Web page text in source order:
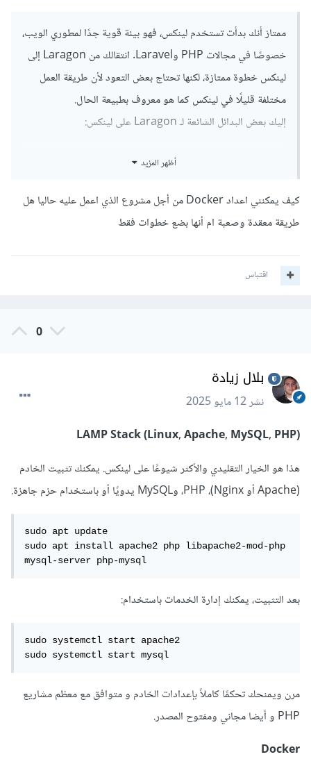
ممتاز أنك بدأت تستخدم لينكس، فهو بيئة قوية جدًا لمطوري الويب،
خصوصًا في مجالات PHP وLaravel. انتقالك من Laragon إلى
لينكس خطوة ممتازة، لكنها تحتاج بعض التعود لأن طريقة العمل
مختلفة قليلًا في لينكس كما هو معروف بطبيعة الحال.
إليك بعض البدائل الشائعة لـ Laragon على لينكس:
LAMP: هو اختصار لـ Linux + Apache + MySQL/MariaDB
+ PHP. يمكنك تثبيت LAMP يدويًا أو باستخدام سكربت. أو
تستخدم XAMPP كبديل أبسط لكن أقل مرونة.
شبيهة بالإنتاج. يمكنك تشغيل PHP، MySQL، Redis، Nginx،
خلال Laravel Sail.
Laravel، PHP، وواجهات HTTP بسرعة وسهولة. خفيفة وموجهة
للمطورين الذين لا يريدون تعقيدات Docker.
أدوات متقدمة مبنية على Docker، مخصصة لتطوير PHP. أسهل
في الاستخدام من Docker الخام. توفر بيئة شبيهة بـ Laragon
أظهر المزيد
كيف يمكنني اعداد Docker من أجل مشروع الذي اعمل عليه حاليا هل
طريقة معقدة وصعبة ام أنها بضع خطوات فقط
اقتباس
0
بلال زيادة
نشر12 مايو 2025
LAMP Stack (Linux, Apache, MySQL, PHP)
هذا هو الخيار التقليدي والأكثر شيوعًا على لينكس. يمكنك تثبيت الخادم
sudo apt update
sudo apt install apache2 php libapache2-mod-php
mysql-server php-mysql
بعد التثبيت، يمكنك إدارة الخدمات باستخدام:
sudo systemctl start apache2
sudo systemctl start mysql
مرن ويمنحك تحكمًا كاملاً بإعدادات الخادم و متوافق مع معظم مشاريع
PHP و أيضا مجاني ومفتوح المصدر.
Docker